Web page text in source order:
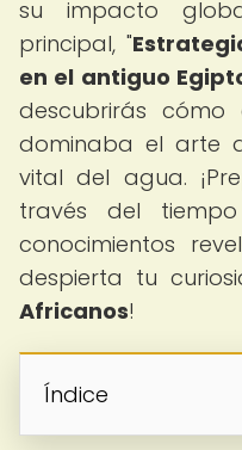
su impacto
principal, "
en el antiguo
descubrirás cómo
dominaba el arte
vital del agua.
través del
conocimientos
despierta tu
Africanos!
Índice